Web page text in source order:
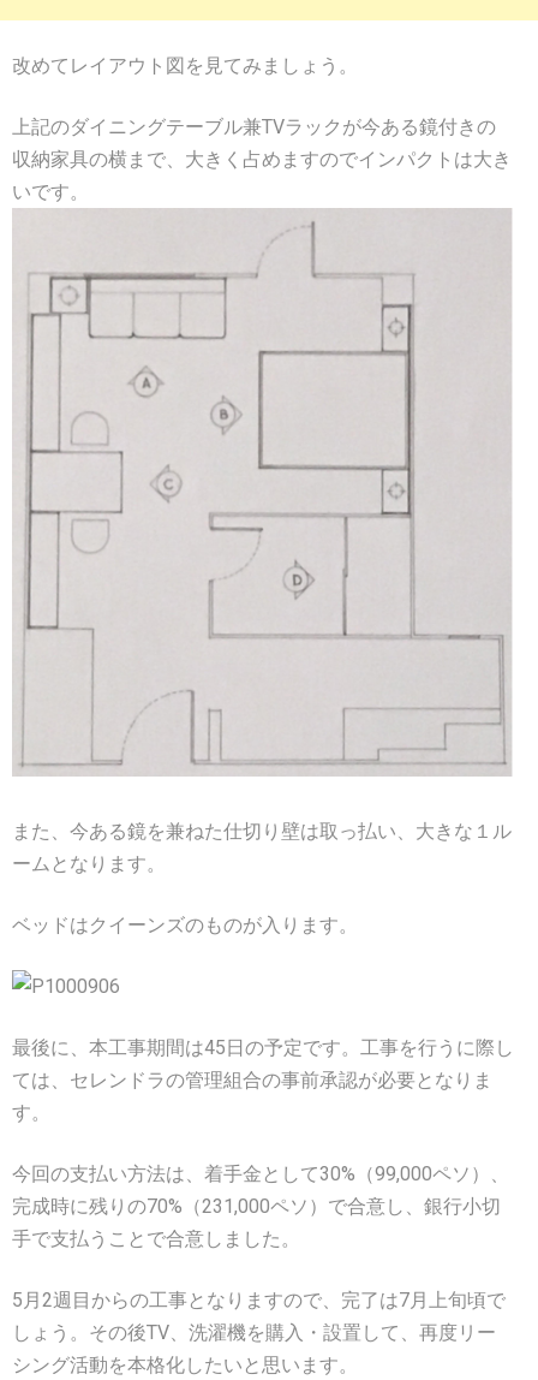
改めてレイアウト図を見てみましょう。
上記のダイニングテーブル兼TVラックが今ある鏡付きの
収納家具の横まで、大きく占めますのでインパクトは大き
いです。
また、今ある鏡を兼ねた仕切り壁は取っ払い、大きな１ル
ームとなります。
ベッドはクイーンズのものが入ります。
最後に、本工事期間は45日の予定です。工事を行うに際し
ては、セレンドラの管理組合の事前承認が必要となりま
す。
今回の支払い方法は、着手金として30%（99,000ペソ）、
完成時に残りの70%（231,000ペソ）で合意し、銀行小切
手で支払うことで合意しました。
5月2週目からの工事となりますので、完了は7月上旬頃で
しょう。その後TV、洗濯機を購入・設置して、再度リー
シング活動を本格化したいと思います。